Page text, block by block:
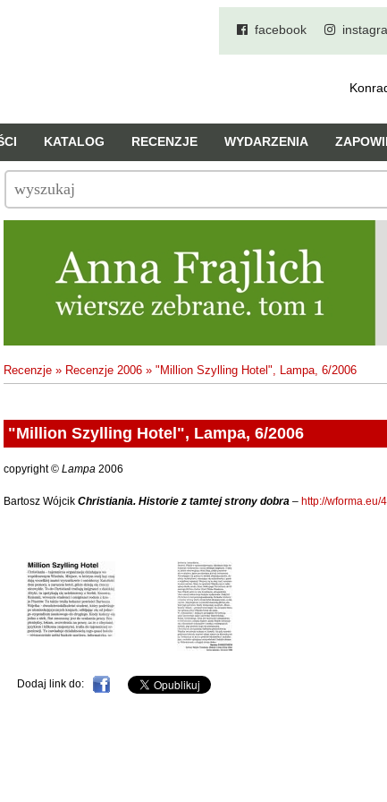
facebook
KATALOG RECENZJE WYDARZENIA
Recenzje » Recenzje 2006 » "Million Szylling Hotel", Lampa, 6/2006
"Million Szylling Hotel", Lampa, 6/2006
copyright © Lampa 2006
Bartosz Wójcik Christiania. Historie z tamtej strony dobra – http://wforma.eu/
Dodaj link do: